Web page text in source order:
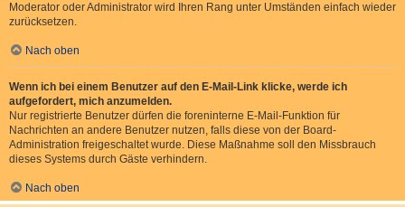
Moderator oder Administrator wird Ihren Rang unter Umständen einfach wieder
zurücksetzen.
Nach oben
Wenn ich bei einem Benutzer auf den E-Mail-Link klicke, werde ich
aufgefordert, mich anzumelden.
Nur registrierte Benutzer dürfen die foreninterne E-Mail-Funktion für
Nachrichten an andere Benutzer nutzen, falls diese von der Board-
Administration freigeschaltet wurde. Diese Maßnahme soll den Missbrauch
dieses Systems durch Gäste verhindern.
Nach oben